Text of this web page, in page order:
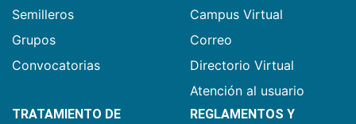
Semilleros
Grupos
Convocatorias
Campus Virtual
Correo
Directorio Virtual
Atención al usuario
TRATAMIENTO DE
REGLAMENTOS Y